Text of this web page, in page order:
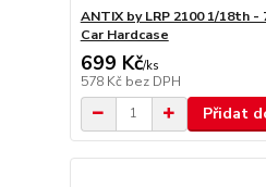
ANTIX by LRP 2100 1/18th -
Car Hardcase
699 Kč/ks
578 Kč bez DPH
Přidat